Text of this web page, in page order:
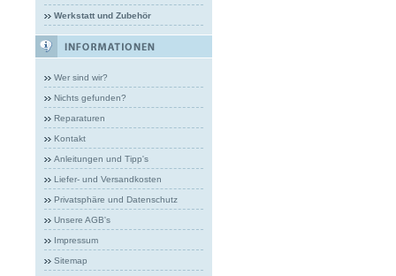
Werkstatt und Zubehör
Wer sind wir?
Nichts gefunden?
Reparaturen
Kontakt
Anleitungen und Tipp's
Liefer- und Versandkosten
Privatsphäre und Datenschutz
Unsere AGB's
Impressum
Sitemap